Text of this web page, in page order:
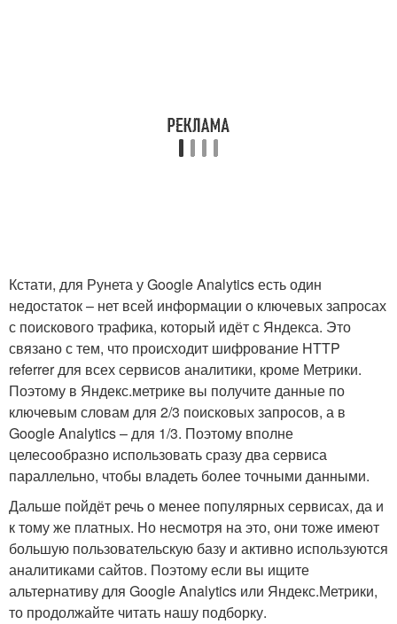
Кстати, для Рунета у Google Analytics есть один
недостаток – нет всей информации о ключевых запросах
с поискового трафика, который идёт с Яндекса. Это
связано с тем, что происходит шифрование HTTP
referrer для всех сервисов аналитики, кроме Метрики.
Поэтому в Яндекс.метрике вы получите данные по
ключевым словам для 2/3 поисковых запросов, а в
Google Analytics – для 1/3. Поэтому вполне
целесообразно использовать сразу два сервиса
параллельно, чтобы владеть более точными данными.
Дальше пойдёт речь о менее популярных сервисах, да и
к тому же платных. Но несмотря на это, они тоже имеют
большую пользовательскую базу и активно используются
аналитиками сайтов. Поэтому если вы ищите
альтернативу для Google Analytics или Яндекс.Метрики,
то продолжайте читать нашу подборку.